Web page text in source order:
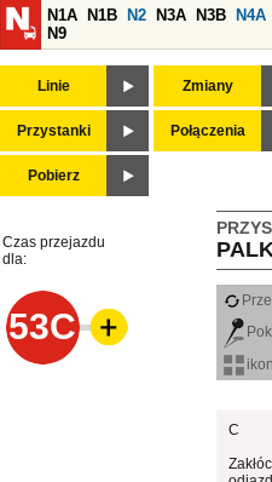
N1A
N1B N2 N3A N3B N4A
N9
Linie Zmiany
Przystanki Połączenia
Pobierz
Czas przejazdu
dla:
53C
C